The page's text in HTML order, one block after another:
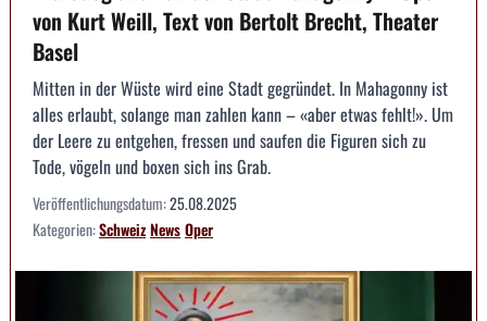
von Kurt Weill, Text von Bertolt Brecht, Theater
Basel
Mitten in der Wüste wird eine Stadt gegründet. In Mahagonny ist
alles erlaubt, solange man zahlen kann – «aber etwas fehlt!». Um
der Leere zu entgehen, fressen und saufen die Figuren sich zu
Tode, vögeln und boxen sich ins Grab.
Veröffentlichungsdatum:25.08.2025
Kategorien:SchweizNewsOper